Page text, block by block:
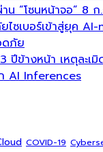
น “โซนหน้าจอ” 8
ไซเบอร์เข้าสู่ยุค
ดภัย
ปีข้างหน้า เหตุละเ
AI Inferences
COVID-19